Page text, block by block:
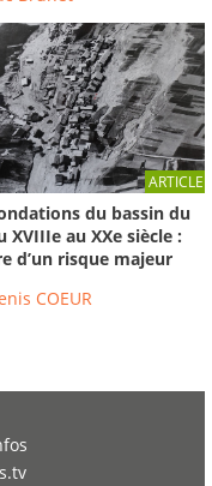
ARTICLE
du bassin du
XVIIIe au XXe siècle :
d’un risque majeur
COEUR